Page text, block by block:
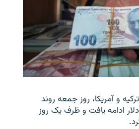
و آمریکا، روز جمعه روند
دلار ادامه یافت و ظرف یک روز